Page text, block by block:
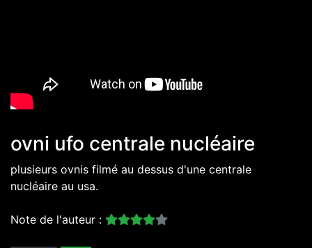
ovni ufo centrale nucléaire
plusieurs ovnis filmé au dessus d'une centrale
nucléaire au usa.
Note de l'auteur :